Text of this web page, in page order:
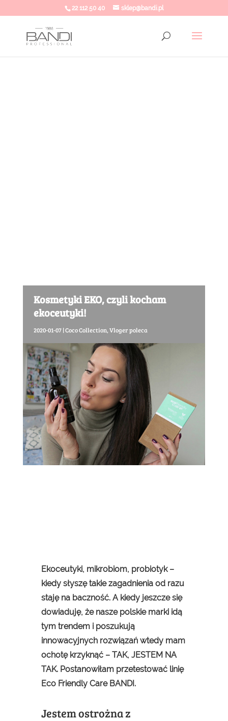
22 112 50 40 sklep@bandi.pl
Kosmetyki EKO, czyli kocham
ekoceutyki!
2020-01-07|Coco Collection,Vloger poleca
Ekoceutyki, mikrobiom, probiotyk –
kiedy słyszę takie zagadnienia od razu
staję na baczność. A kiedy jeszcze się
dowiaduję, że nasze polskie marki idą
tym trendem i poszukują
innowacyjnych rozwiązań wtedy mam
ochotę krzyknąć – TAK, JESTEM NA
TAK. Postanowiłam przetestować linię
Eco Friendly Care BANDI.
Jestem ostrożna z